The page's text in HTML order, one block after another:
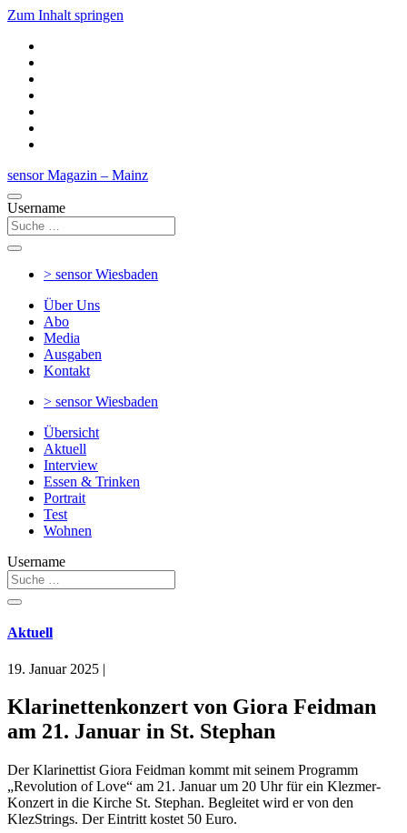
Zum Inhalt springen
sensor Magazin – Mainz
Username
> sensorWiesbaden
Über Uns
Abo
Media
Ausgaben
Kontakt
> sensorWiesbaden
Übersicht
Aktuell
Interview
Essen & Trinken
Portrait
Test
Wohnen
Username
Aktuell
19. Januar 2025 |
Klarinettenkonzert von Giora Feidman
am 21. Januar in St. Stephan
Der Klarinettist Giora Feidman kommt mit seinem Programm
„Revolution of Love“ am 21. Januar um 20 Uhr für ein Klezmer-
Konzert in die Kirche St. Stephan. Begleitet wird er von den
KlezStrings. Der Eintritt kostet 50 Euro.